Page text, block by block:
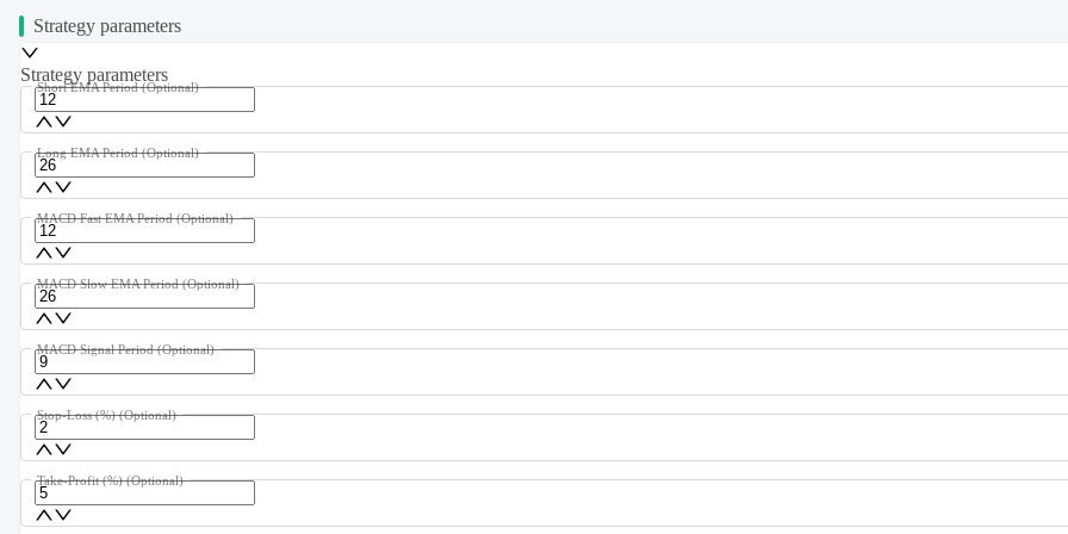
Strategy parameters
Strategy parameters
Short EMA Period (Optional)
Long EMA Period (Optional)
MACD Fast EMA Period (Optional)
MACD Slow EMA Period (Optional)
MACD Signal Period (Optional)
Stop-Loss (%) (Optional)
Take-Profit (%) (Optional)